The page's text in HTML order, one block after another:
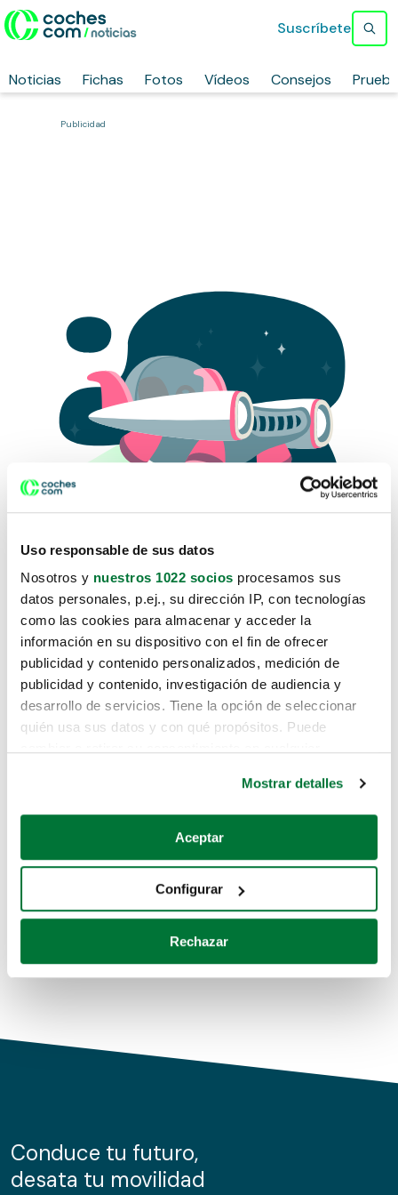
Uso responsable de sus datos
Nosotros y nuestros 1022 socios procesamos sus
datos personales, p.ej., su dirección IP, con tecnologías
como las cookies para almacenar y acceder la
información en su dispositivo con el fin de ofrecer
publicidad y contenido personalizados, medición de
publicidad y contenido, investigación de audiencia y
desarrollo de servicios. Tiene la opción de seleccionar
quién usa sus datos y con qué propósitos. Puede
Si lo permite, también quisiéramos:
Recopilar información sobre su ubicación geográfica
Identificar su dispositivo analizándolo activamente
para buscar características específicas (huellas
Obtenga más información sobre cómo se procesan sus
de cookies.
información sobre el uso que haga del sitio web con
nuestros partners de redes sociales, publicidad y análisis
Mostrar detalles
Aceptar
Configurar
Rechazar
Noticias Fichas Fotos Vídeos Consejos
Suscríbete
Publicidad
Lo sentimos, no sabemos como
te hemos traido hasta aquí.
Pero puedes encontrar el coche que estás
buscando en alguno de estos enlaces:
Coches de segunda mano
Coches de km0
Conduce tu futuro,
desata tu movilidad